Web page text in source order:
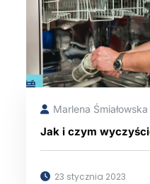
Marlena Śmiałowska
Jak i czym
23 stycznia 2023